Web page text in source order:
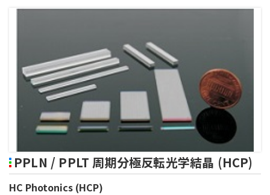
PPLN / PPLT 周期分極反転光学結晶 (HCP)
HC Photonics (HCP)